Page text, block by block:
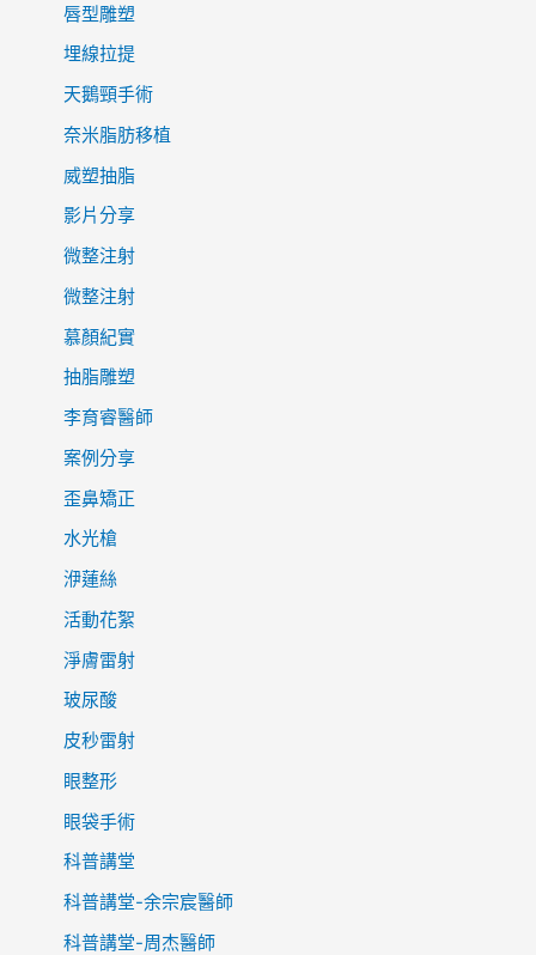
唇型雕塑
埋線拉提
天鵝頸手術
奈米脂肪移植
威塑抽脂
影片分享
微整注射
微整注射
慕顏紀實
抽脂雕塑
李育睿醫師
案例分享
歪鼻矯正
水光槍
洢蓮絲
活動花絮
淨膚雷射
玻尿酸
皮秒雷射
眼整形
眼袋手術
科普講堂
科普講堂-余宗宸醫師
科普講堂-周杰醫師